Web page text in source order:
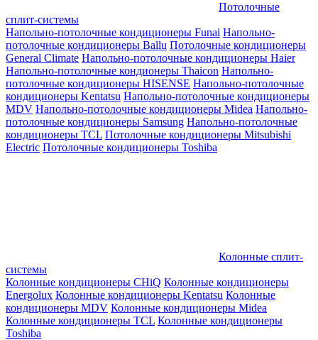
Потолочные
сплит-системы
Напольно-потолочные кондиционеры Funai Напольно-
потолочные кондиционеры Ballu Потолочные кондиционеры
General Climate Напольно-потолочные кондиционеры Haier
Напольно-потолочные кондионеры Thaicon Напольно-
потолочные кондиционеры HISENSE Напольно-потолочные
кондиционеры Kentatsu Напольно-потолочные кондиционеры
MDV Напольно-потолочные кондиционеры Midea Напольно-
потолочные кондиционеры Samsung Напольно-потолочные
кондиционеры TCL Потолочные кондиционеры Mitsubishi
Electric Потолочные кондиционеры Toshiba
Колонные сплит-
системы
Колонные кондиционеры CHiQ Колонные кондиционеры
Energolux Колонные кондиционеры Kentatsu Колонные
кондиционеры MDV Колонные кондиционеры Midea
Колонные кондиционеры TCL Колонные кондиционеры
Toshiba